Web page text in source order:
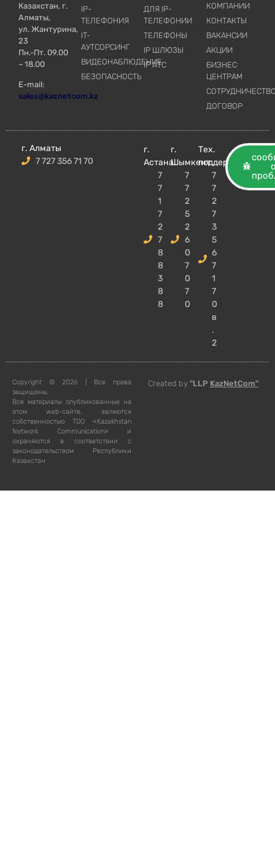
Казахстан, г.
Алматы,
ул. Жантурина,
23
Пн.-Пт. 09.00
– 18.00
E-mail:
sales@kaznetcom.kz
IP-
ТЕЛЕФОНИЯ
IT-
АУТСОРСИНГ
ВИДЕОНАБЛЮДЕНИЕ
БЕЗОПАСНОСТЬ
ДЛЯ IP-
ТЕЛЕФОНИИ
ТЕЛЕФОНЫ
IP ШЛЮЗЫ
IP АТС
КОМПАНИИ
КОНТАКТЫ
ВАКАНСИИ
АКЦИИ
БИЗНЕС
ЦЕНТРАМ
ДОГОВОР
г. Алматы
7 727 356 71 70
г.
Астана
7
7
1
7
2
7
8
8
3
8
8
г.
Шымкент
7
7
2
5
2
6
0
7
0
7
0
Тех.
поддержка
7
7
2
7
3
5
6
7
1
7
0
в
.
2
Copyright © 2026 | Все права
защищены.
Все материалы опубликованные на
этом web-сайте, являются
собственностью ТОО «Kazakhstan
Network Communication» и
охраняются в соответствии с
законодательством Республики
Казахстан
Created by "LLP KazNetCom"